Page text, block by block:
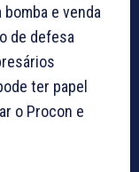
e venda
de defesa
ter papel
o Procon e